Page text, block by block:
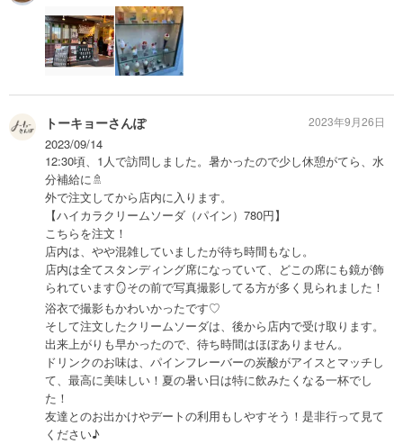
トーキョーさんぽ
2023/09/14
12:30頃、1人で訪問しました。暑かったので少し休憩がてら、水
分補給に🚿
外で注文してから店内に入ります。
【ハイカラクリームソーダ（パイン）780円】
こちらを注文！
店内は、やや混雑していましたが待ち時間もなし。
店内は全てスタンディング席になっていて、どこの席にも鏡が飾
られています🪞その前で写真撮影してる方が多く見られました！
浴衣で撮影もかわいかったです♡
そして注文したクリームソーダは、後から店内で受け取ります。
出来上がりも早かったので、待ち時間はほぼありません。
ドリンクのお味は、パインフレーバーの炭酸がアイスとマッチし
て、最高に美味しい！夏の暑い日は特に飲みたくなる一杯でし
た！
友達とのお出かけやデートの利用もしやすそう！是非行って見て
ください♪
2023年9月26日